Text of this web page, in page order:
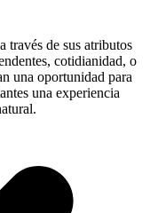
través de sus atributos
cotidianidad, o
una oportunidad para
una experiencia